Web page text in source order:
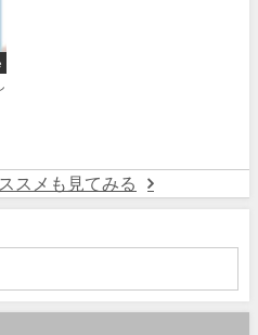
スメも見てみる